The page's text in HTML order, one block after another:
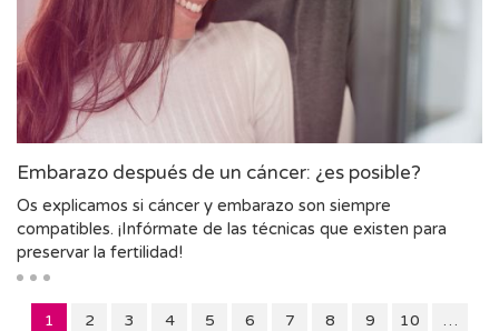
Embarazo después de un cáncer: ¿es posible?
Os explicamos si cáncer y embarazo son siempre
compatibles. ¡Infórmate de las técnicas que existen para
preservar la fertilidad!
1 Página
2 Página
3 Página
4 Página
5 Página
6 Página
7 Página
8 Página
9 Página
10
…